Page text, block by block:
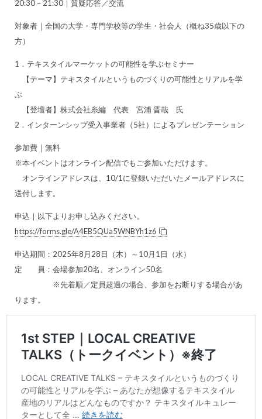
20:30 – 21:30｜質疑応答／交流
対象者｜全国の大学・専門学校等の学生・社会人（概ね35歳以下の
方）
1．テキスタイルマーケットの可能性を学ぶセミナー
【テーマ】テキスタイルというものづくりの可能性とリアルを学
ぶ
【登壇者】株式会社糸編 代表 宮浦 晋哉 氏
2．インターンシップ受入事業者（5社）によるプレゼンテーション
参加費｜無料
※本イベントはオンライン配信でもご参加いただけます。
オンラインアドレスは、10/1に登録いただいたメールアドレスに
送付します。
申込｜以下よりお申し込みください。
https://forms.gle/A4EB5QUa5WNBYh1z6
申込期間：2025年8月28日（木）～10月1日（水）
定 員：会場参加20名、オンライン50名
※先着順／定員超過の場合、参加をお断りする場合があ
ります。